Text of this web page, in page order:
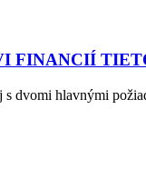
FINANCIÍ
hlavnými